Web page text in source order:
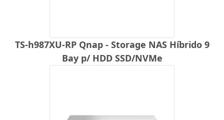
TS-h987XU-RP Qnap - Storage NAS Híbrido 9
Bay p/ HDD SSD/NVMe